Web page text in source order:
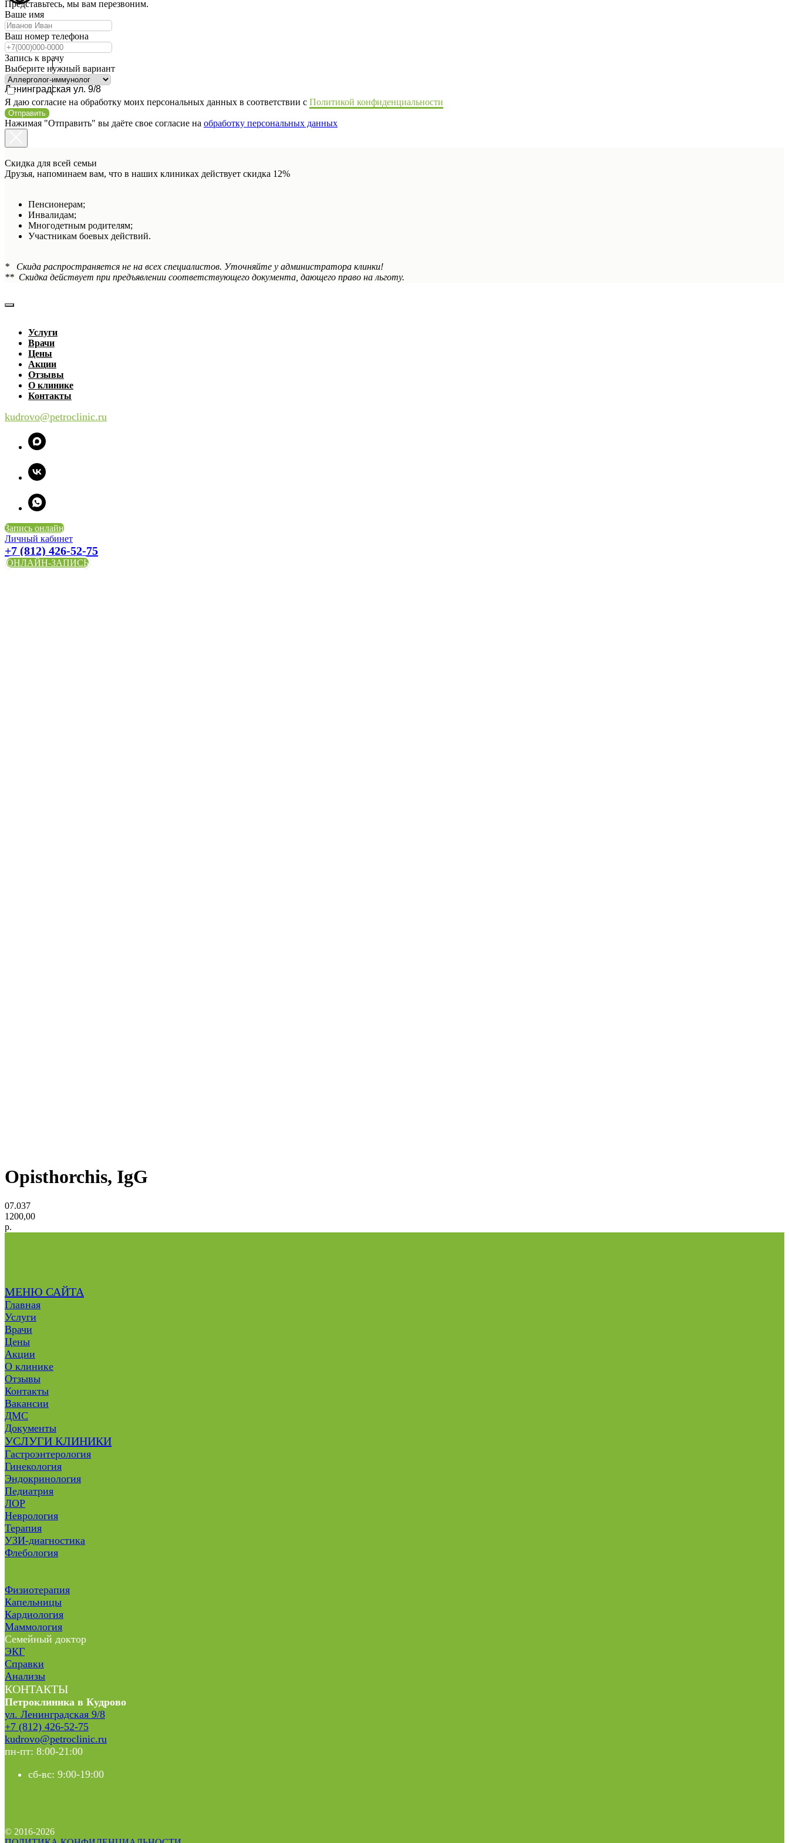
Кудрово
Ленинградская ул. 9/8
Представьтесь, мы вам перезвоним.
Ваше имя
Ваш номер телефона
Запись к врачу
Выберите нужный вариант
Я даю согласие на обработку моих персональных данных в соответствии с Политикой конфиденциальности
Отправить
Нажимая "Отправить" вы даёте свое согласие на обработку персональных данных
Скидка для всей семьи
Друзья, напоминаем вам, что в наших клиниках действует скидка 12%
Пенсионерам;
Инвалидам;
Многодетным родителям;
Участникам боевых действий.
* Скида распространяется не на всех специалистов. Уточняйте у администратора клинки!
** Скидка действует при предъявлении соответствующего документа, дающего право на льготу.
Услуги
Врачи
Цены
Акции
Отзывы
О клинике
Контакты
kudrovo@petroclinic.ru
Запись онлайн
Личный кабинет
+7 (812) 426-52-75
ОНЛАЙН-ЗАПИСЬ
Opisthorchis, IgG
07.037
1200,00
р.
МЕНЮ САЙТА
Главная
Услуги
Врачи
Цены
Акции
О клинике
Отзывы
Контакты
Вакансии
ДМС
Документы
УСЛУГИ КЛИНИКИ
Гастроэнтерология
Гинекология
Эндокринология
Педиатрия
ЛОР
Неврология
Терапия
УЗИ-диагностика
Флебология
Физиотерапия
Капельницы
Кардиология
Маммология
Семейный доктор
ЭКГ
Справки
Анализы
КОНТАКТЫ
Петроклиника в Кудрово
ул. Ленинградская 9/8
+7 (812) 426-52-75
kudrovo@petroclinic.ru
пн-пт: 8:00-21:00
сб-вс: 9:00-19:00
© 2016-2026